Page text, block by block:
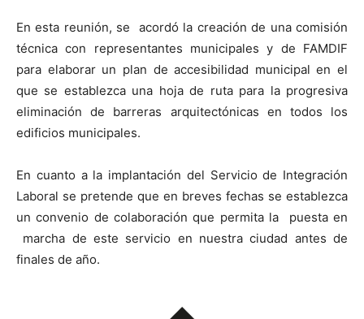
En esta reunión, se acordó la creación de una comisión
técnica con representantes municipales y de FAMDIF
para elaborar un plan de accesibilidad municipal en el
que se establezca una hoja de ruta para la progresiva
eliminación de barreras arquitectónicas en todos los
edificios municipales.
En cuanto a la implantación del Servicio de Integración
Laboral se pretende que en breves fechas se establezca
un convenio de colaboración que permita la puesta en
marcha de este servicio en nuestra ciudad antes de
finales de año.